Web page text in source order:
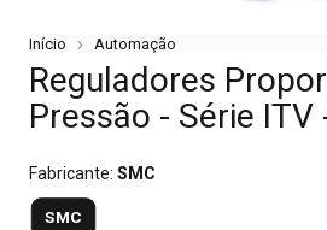
Início Automação
Reguladores
Pressão - Série ITV
Fabricante: SMC
SMC